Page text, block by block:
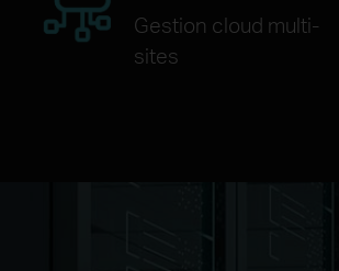
Gestion cloud multi-
sites